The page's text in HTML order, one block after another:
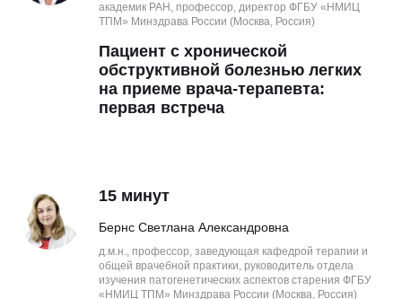
академик РАН, профессор, директор ФГБУ «НМИЦ
ТПМ» Минздрава России (Москва, Россия)
Пациент с хронической
обструктивной болезнью легких
на приеме врача-терапевта:
первая встреча
15 минут
Бернс Светлана Александровна
д.м.н., профессор, заведующая кафедрой терапии и
общей врачебной практики, руководитель отдела
изучения патогенетических аспектов старения ФГБУ
«НМИЦ ТПМ» Минздрава России (Москва, Россия)